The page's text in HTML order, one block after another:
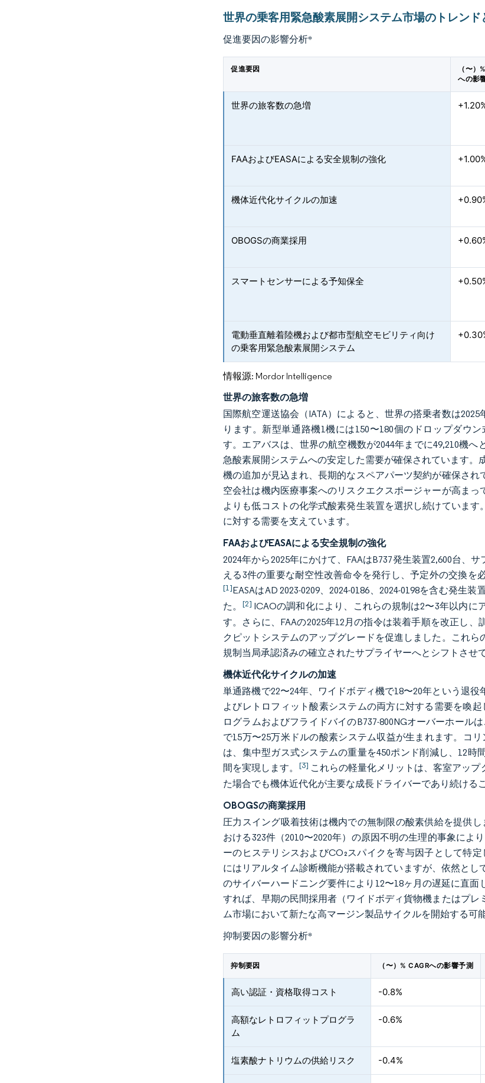
世界の乗客用緊急酸素展開システム市場のトレンド
促進要因の影響分析*
促進要因
（〜）
への影
世界の旅客数の急増
FAAおよびEASAによる安全規制の強化
機体近代化サイクルの加速
OBOGSの商業採用
スマートセンサーによる予知保全
電動垂直離着陸機および都市型航空モビリティ向け
の乗客用緊急酸素展開システム
情報源: Mordor Intelligence
世界の旅客数の急増
国際航空運送協会（IATA）によると、世界の搭乗者数は
ります。新型単通路機1機には150〜180個のドロップダウ
す。エアバスは、世界の航空機数が2044年までに49,210機
急酸素展開システムへの安定した需要が確保されています。
機の追加が見込まれ、長期的なスペアパーツ契約が確保さ
空会社は機内医療事案へのリスクエクスポージャーが高ま
よりも低コストの化学式酸素発生装置を選択し続けていま
に対する需要を支えています。
FAAおよびEASAによる安全規制の強化
2024年から2025年にかけて、FAAはB737発生装置2,600台、
える3件の重要な耐空性改善命令を発行し、予定外の交換を
[1]EASAはAD 2023-0209、2024-0186、2024-0198を含む発
た。 [2] ICAOの調和化により、これらの規制は2〜3年以内
す。さらに、FAAの2025年12月の指令は装着手順を改正し
クピットシステムのアップグレードを促進しました。これ
規制当局承認済みの確立されたサプライヤーへとシフトさせ
機体近代化サイクルの加速
単通路機で22〜24年、ワイドボディ機で18〜20年という退
よびレトロフィット酸素システムの両方に対する需要を喚
ログラムおよびフライドバイのB737-800NGオーバーホール
で15万〜25万米ドルの酸素システム収益が生まれます。コ
は、集中型ガス式システムの重量を450ポンド削減し、12時
間を実現します。 [3] これらの軽量化メリットは、客室アッ
た場合でも機体近代化が主要な成長ドライバーであり続ける
OBOGSの商業採用
圧力スイング吸着技術は機内での無制限の酸素供給を提供し
おける323件（2010〜2020年）の原因不明の生理的事象によ
ーのヒステリシスおよびCO₂スパイクを寄与因子として特
にはリアルタイム診断機能が搭載されていますが、依然とし
のサイバーハードニング要件により12〜18ヶ月の遅延に直
すれば、早期の民間採用者（ワイドボディ貨物機またはプ
ム市場において新たな高マージン製品サイクルを開始する可
抑制要因の影響分析*
抑制要因 （〜）% CAGRへの影響予測
高い認証・資格取得コスト -0.8%
高額なレトロフィットプログラ
ム
-0.6%
塩素酸ナトリウムの供給リスク -0.4%